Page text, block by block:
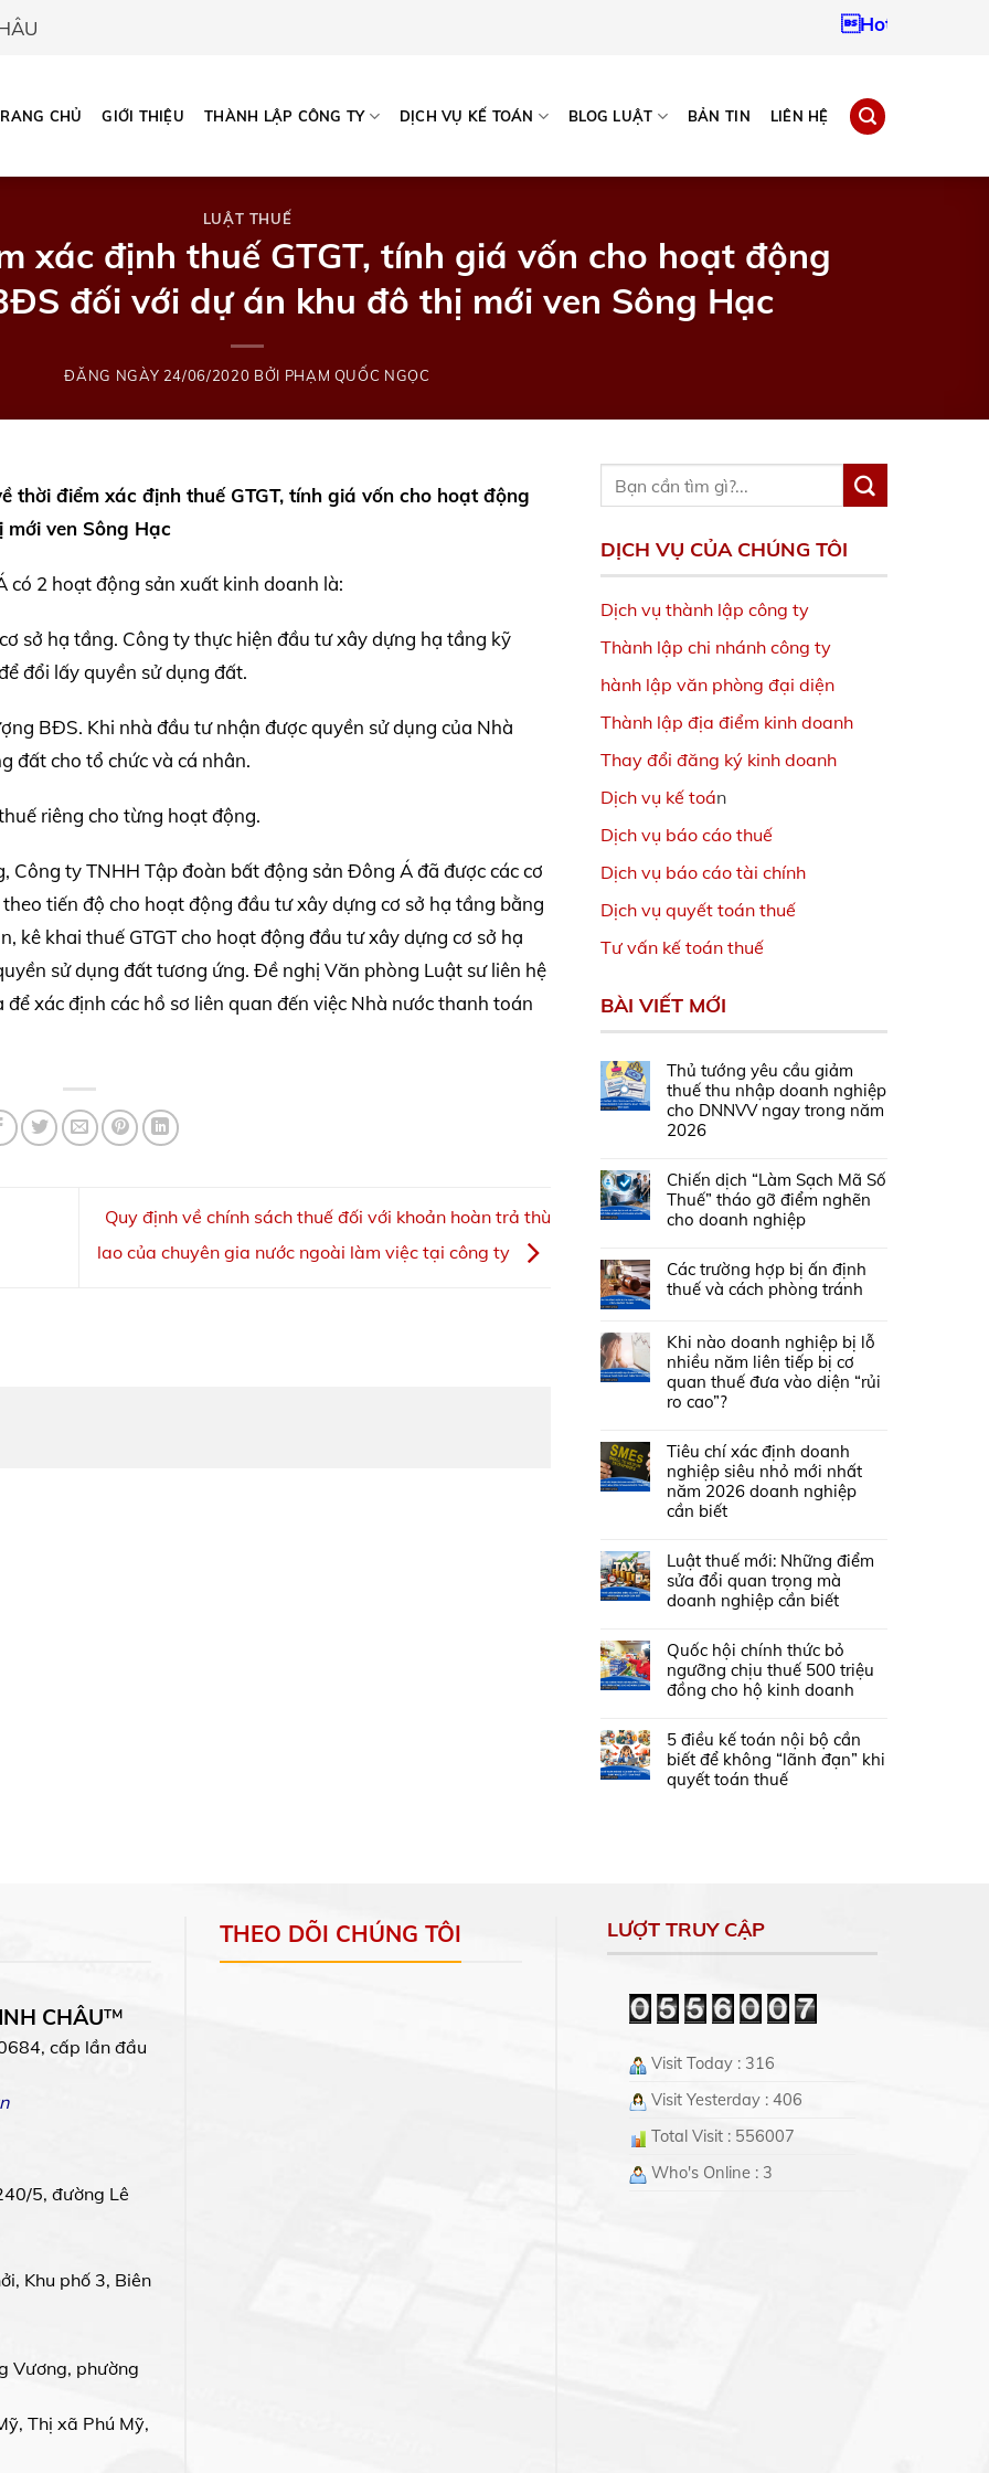
Hotline:
CHỦ GIỚI THIỆU THÀNH LẬP CÔNG TY DỊCH VỤ KẾ TOÁN BLOG LUẬT BẢN TIN LIÊN HỆ
LUẬT THUẾ
xác định thuế GTGT, tính giá vốn cho hoạt động
đối với dự án khu đô thị mới ven Sông Hạc
ĐĂNG NGÀY 24/06/2020 BỞI PHẠM QUỐC NGỌC
thời điểm xác định thuế GTGT, tính giá vốn cho hoạt động
ven Sông Hạc
2 hoạt động sản xuất kinh doanh là:
sở hạ tầng. Công ty thực hiện đầu tư xây dựng hạ tầng kỹ
đổi lấy quyền sử dụng đất.
BĐS. Khi nhà đầu tư nhận được quyền sử dụng của Nhà
đất cho tổ chức và cá nhân.
riêng cho từng hoạt động.
Công ty TNHH Tập đoàn bất động sản Đông Á đã được các cơ
tiến độ cho hoạt động đầu tư xây dựng cơ sở hạ tầng bằng
kê khai thuế GTGT cho hoạt động đầu tư xây dựng cơ sở hạ
sử dụng đất tương ứng. Đề nghị Văn phòng Luật sư liên hệ
xác định các hồ sơ liên quan đến việc Nhà nước thanh toán
Quy định về chính sách thuế đối với khoản hoàn trả thù
lao của chuyên gia nước ngoài làm việc tại công ty
DỊCH VỤ CỦA CHÚNG TÔI
Dịch vụ thành lập công ty
Thành lập chi nhánh công ty
hành lập văn phòng đại diện
Thành lập địa điểm kinh doanh
Thay đổi đăng ký kinh doanh
Dịch vụ kế toán
Dịch vụ báo cáo thuế
Dịch vụ báo cáo tài chính
Dịch vụ quyết toán thuế
Tư vấn kế toán thuế
BÀI VIẾT MỚI
Thủ tướng yêu cầu giảm
thuế thu nhập doanh nghiệp
cho DNNVV ngay trong năm
2026
Chiến dịch “Làm Sạch Mã Số
Thuế” tháo gỡ điểm nghẽn
cho doanh nghiệp
Các trường hợp bị ấn định
thuế và cách phòng tránh
Khi nào doanh nghiệp bị lỗ
nhiều năm liên tiếp bị cơ
quan thuế đưa vào diện “rủi
ro cao”?
Tiêu chí xác định doanh
nghiệp siêu nhỏ mới nhất
năm 2026 doanh nghiệp
cần biết
Luật thuế mới: Những điểm
sửa đổi quan trọng mà
doanh nghiệp cần biết
Quốc hội chính thức bỏ
ngưỡng chịu thuế 500 triệu
đồng cho hộ kinh doanh
5 điều kế toán nội bộ cần
biết để không “lãnh đạn” khi
quyết toán thuế
CHÂU™
cấp lần đầu
5, đường Lê
Khu phố 3, Biên
Vương, phường
Thị xã Phú Mỹ,
THEO DÕI CHÚNG TÔI LƯỢT TRUY CẬP
Visit Today : 316
Visit Yesterday : 406
Total Visit : 556007
Who's Online : 3